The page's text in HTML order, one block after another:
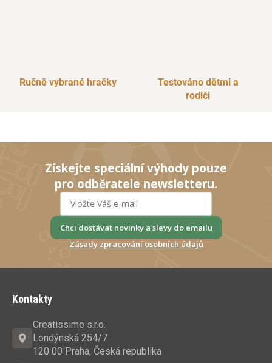
Ručně vybrané hračky
Testováno dětmi a
rodiči
Získejte speciální výhody pouze
pro odběratele newsletteru.
Chci dostávat novinky a slevy do emailu
Zásady zpracování osobních údajů
Kontakty
Creatissimo s.r.o.
Londýnská 254/7
120 00 Praha, Česká republika